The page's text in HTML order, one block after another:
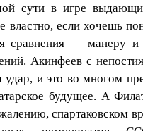
сути в игре
властно, если хочешь
сравнения — манеру и
Акинфеев с
удар, и это во многом
будущее. А
спартаковском